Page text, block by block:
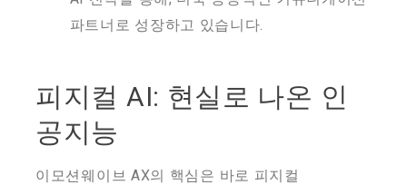
파트너로 성장하고 있습니다.
피지컬 AI: 현실로 나온 인
공지능
이모션웨이브 AX의 핵심은 바로 피지컬